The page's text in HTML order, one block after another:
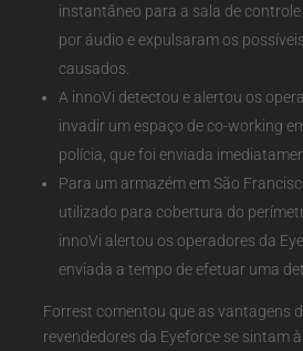
instantâneo para a sala de
por áudio e expulsaram os
causados.
A innoVi detectou e alertou os
invadir um espaço de co-working
polícia, que foi enviada
Para um armazém em São
utilizado para cobertura do
innoVi alertou os operadores da
enviada a tempo de efetuar uma
Forrest comentou que as vantagens
revendedores da Eyeforce se sintam